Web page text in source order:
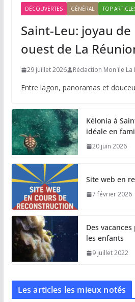
DÉCOUVERTES GÉNÉRAL TOP
Saint-Leu: joyau
ouest de La
29 juillet 2026 Rédaction Mon île La
Entre lagon, panoramas et
Kélonia à
idéale en
20 juin 2026
Site web en
7 février 2026
Des
les enfants
9 juillet 2022
Les articles les mieux notés